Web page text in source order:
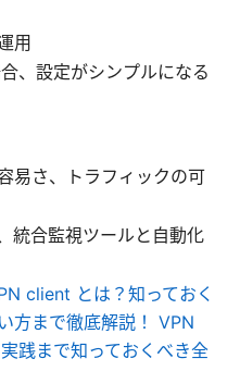
用
、設定がシンプルになる
易さ、トラフィックの可
統合監視ツールと自動化
client とは？知っておく
方まで徹底解説！ VPN
践まで知っておくべき全